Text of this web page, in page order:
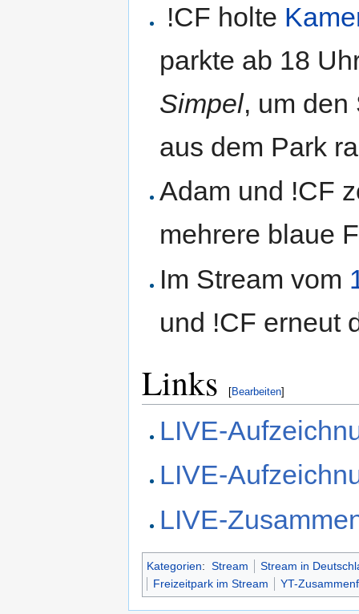
!CF holte
parkte ab 18
Simpel, um den
aus dem Park
Adam und !CF
mehrere blaue
Im Stream vom
und !CF erneut
Links [Bearbeiten]
LIVE-
LIVE-
LIVE-
Kategorien: Stream
Stream in
Freizeitpark im Stream
YT-